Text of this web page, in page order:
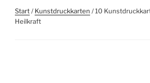
Start/Kunstdruckkarten / 10
Heilkraft